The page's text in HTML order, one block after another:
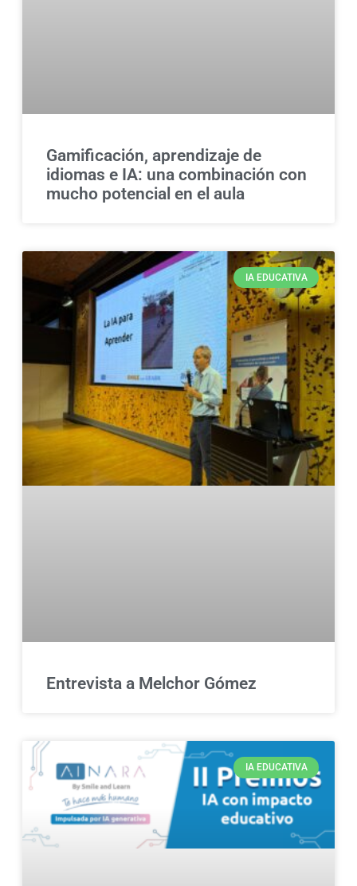
Gamificación, aprendizaje de
idiomas e IA: una combinación con
mucho potencial en el aula
IA EDUCATIVA
Entrevista a Melchor Gómez
IA EDUCATIVA